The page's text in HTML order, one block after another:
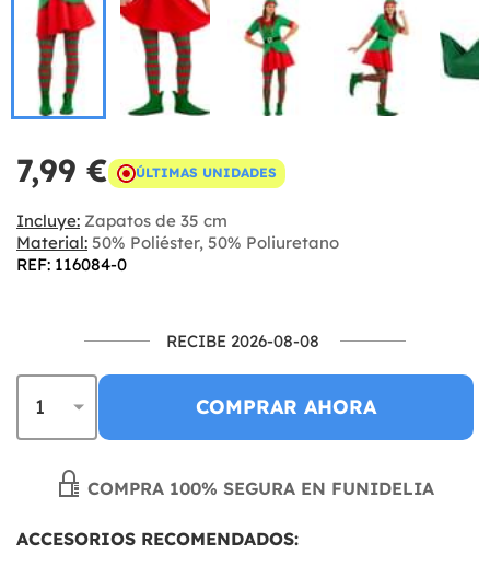
7,99 € ÚLTIMAS UNIDADES
Incluye: Zapatos de 35 cm
Material: 50% Poliéster, 50% Poliuretano
REF: 116084-0
RECIBE 2026-08-08
COMPRAR AHORA
COMPRA 100% SEGURA EN FUNIDELIA
ACCESORIOS RECOMENDADOS: